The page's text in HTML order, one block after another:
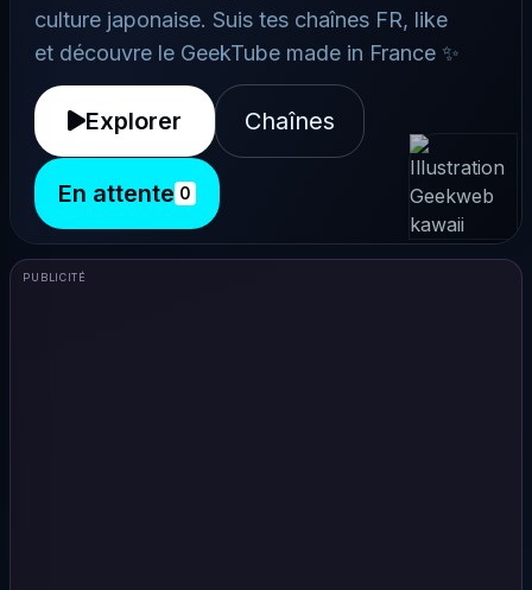
culture japonaise. Suis tes chaînes FR, like
et découvre le GeekTube made in France ✨
Explorer Chaînes
En attente 0
PUBLICITÉ